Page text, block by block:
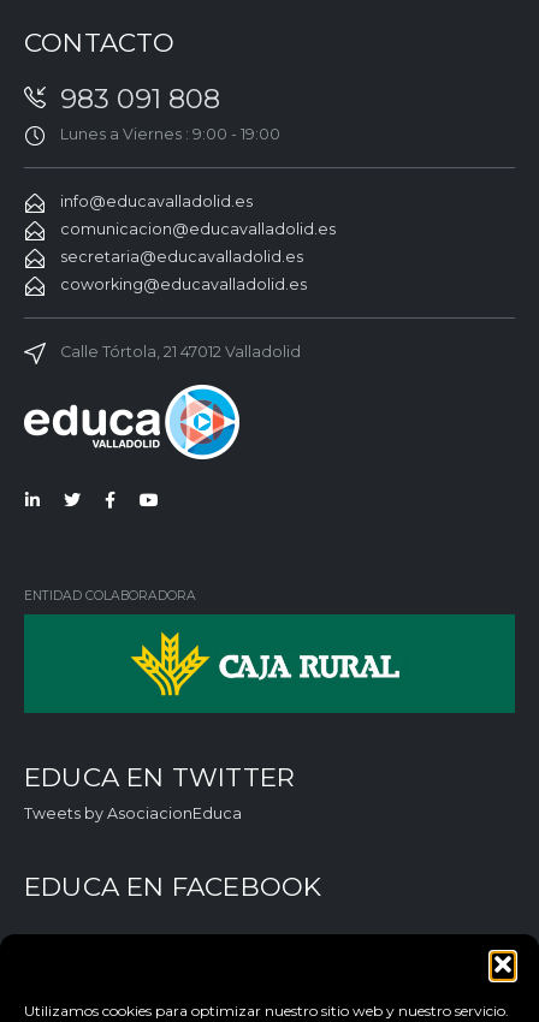
Utilizamos cookies para optimizar nuestro sitio web y nuestro servicio.
CONTACTO
983 091 808
Lunes a Viernes : 9:00 - 19:00
info@educavalladolid.es
comunicacion@educavalladolid.es
secretaria@educavalladolid.es
coworking@educavalladolid.es
Calle Tórtola, 21 47012 Valladolid
ENTIDAD COLABORADORA
EDUCA EN TWITTER
Tweets by AsociacionEduca
EDUCA EN FACEBOOK